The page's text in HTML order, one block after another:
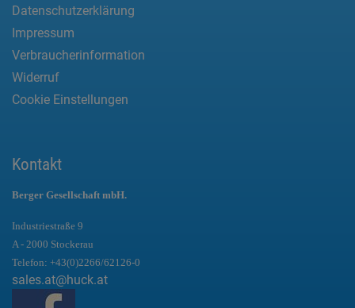
Datenschutzerklärung
Impressum
Verbraucherinformation
Widerruf
Cookie Einstellungen
Kontakt
Berger Gesellschaft mbH.
Industriestraße 9
A - 2000 Stockerau
Telefon: +43(0)2266/62126-0
sales.at@huck.at